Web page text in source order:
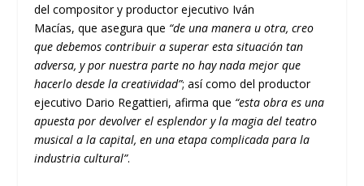
del compositor y productor ejecutivo Iván
Macías,que asegura que “de una manera u otra, creo
que debemos contribuir a superar esta situación tan
adversa, y por nuestra parte no hay nada mejor que
hacerlo desde la creatividad”;así como del productor
ejecutivo Dario Regattieri,afirma que “esta obra es una
apuesta por devolver el esplendor y la magia del teatro
musical a la capital, en una etapa complicada para la
industria cultural”.